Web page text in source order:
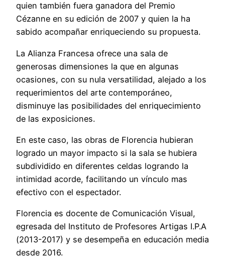
quien también fuera ganadora del Premio
Cézanne en su edición de 2007 y quien la ha
sabido acompañar enriqueciendo su propuesta.
La Alianza Francesa ofrece una sala de
generosas dimensiones la que en algunas
ocasiones, con su nula versatilidad, alejado a los
requerimientos del arte contemporáneo,
disminuye las posibilidades del enriquecimiento
de las exposiciones.
En este caso, las obras de Florencia hubieran
logrado un mayor impacto si la sala se hubiera
subdividido en diferentes celdas logrando la
intimidad acorde, facilitando un vínculo mas
efectivo con el espectador.
Florencia es docente de Comunicación Visual,
egresada del Instituto de Profesores Artigas I.P.A
(2013-2017) y se desempeña en educación media
desde 2016.